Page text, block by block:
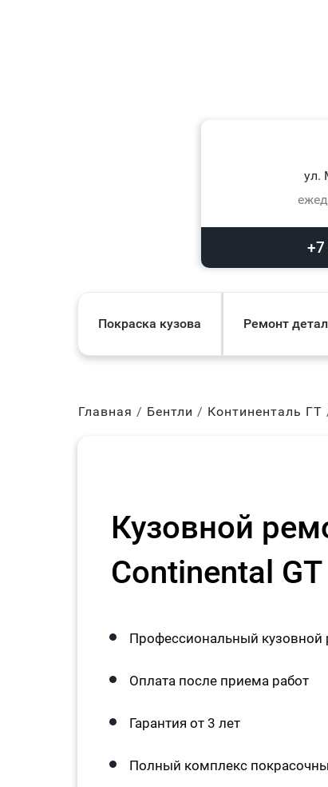
ул.
Покраска кузова Ремонт
Главная Бентли Континенталь ГТ
Кузовной
Continental
Профессиональный кузовной
Оплата после приема работ
Гарантия от 3 лет
Полный комплекс